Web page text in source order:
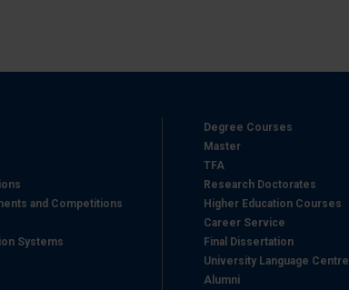
and Competitions
Systems
Degree Courses
Master
TFA
Research Doctorates
Higher Education Courses
Career Service
Final Dissertation
University Language Centre
Alumni